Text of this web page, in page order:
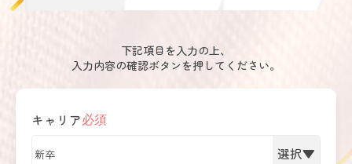
下記項目を入力の上、
入力内容の確認ボタンを押してください。
キャリア必須